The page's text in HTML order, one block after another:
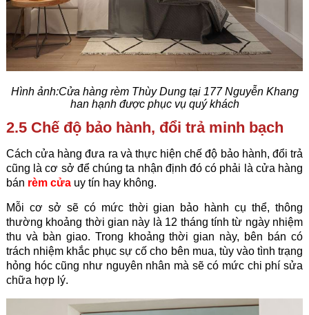
Hình ảnh:Cửa hàng rèm Thùy Dung tại 177 Nguyễn Khang
han hạnh được phục vụ quý khách
2.5 Chế độ bảo hành, đổi trả minh bạch
Cách cửa hàng đưa ra và thực hiện chế độ bảo hành, đổi trả
cũng là cơ sở để chúng ta nhận định đó có phải là cửa hàng
bán rèm cửauy tín hay không.
Mỗi cơ sở sẽ có mức thời gian bảo hành cụ thể, thông
thường khoảng thời gian này là 12 tháng tính từ ngày nhiệm
thu và bàn giao. Trong khoảng thời gian này, bên bán có
trách nhiệm khắc phục sự cố cho bên mua, tùy vào tình trạng
hỏng hóc cũng như nguyên nhân mà sẽ có mức chi phí sửa
chữa hợp lý.